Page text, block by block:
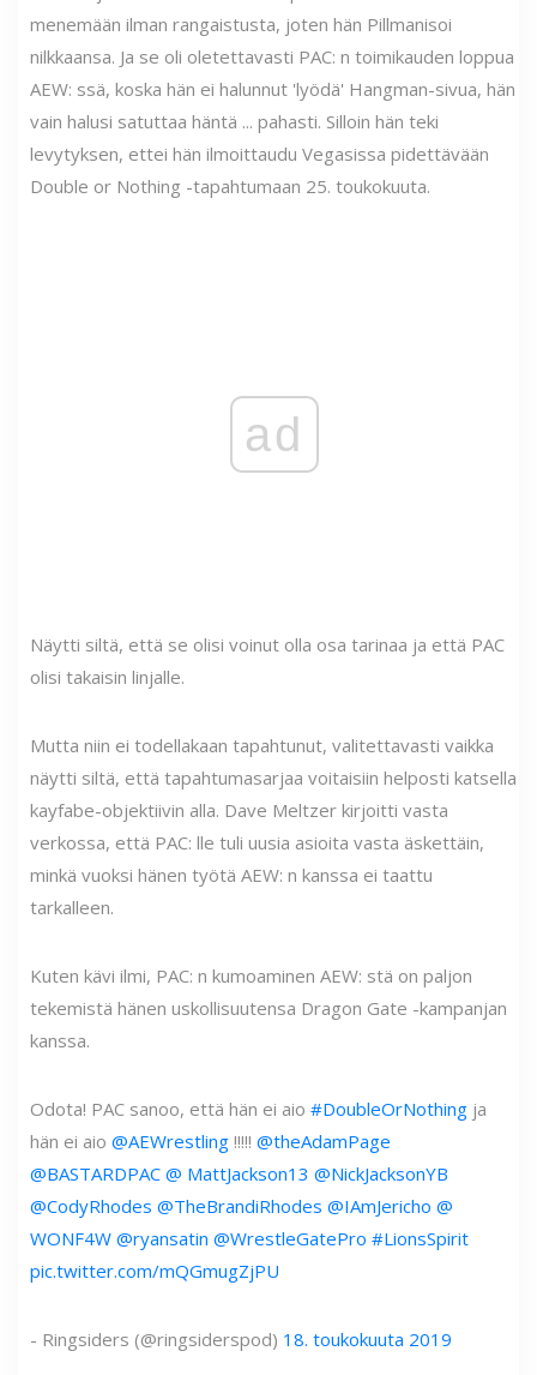
menemään ilman rangaistusta, joten hän Pillmanisoi
nilkkaansa. Ja se oli oletettavasti PAC: n toimikauden loppua
AEW: ssä, koska hän ei halunnut 'lyödä' Hangman-sivua, hän
vain halusi satuttaa häntä ... pahasti. Silloin hän teki
levytyksen, ettei hän ilmoittaudu Vegasissa pidettävään
Double or Nothing -tapahtumaan 25. toukokuuta.
ad
Näytti siltä, ​​että se olisi voinut olla osa tarinaa ja että PAC
olisi takaisin linjalle.
Mutta niin ei todellakaan tapahtunut, valitettavasti vaikka
näytti siltä, ​​että tapahtumasarjaa voitaisiin helposti katsella
kayfabe-objektiivin alla. Dave Meltzer kirjoitti vasta
verkossa, että PAC: lle tuli uusia asioita vasta äskettäin,
minkä vuoksi hänen työtä AEW: n kanssa ei taattu
tarkalleen.
Kuten kävi ilmi, PAC: n kumoaminen AEW: stä on paljon
tekemistä hänen uskollisuutensa Dragon Gate -kampanjan
kanssa.
Odota! PAC sanoo, että hän ei aio #DoubleOrNothing ja
hän ei aio @AEWrestling !!!!! @theAdamPage
@BASTARDPAC @ MattJackson13 @NickJacksonYB
@CodyRhodes @TheBrandiRhodes @IAmJericho @
WONF4W @ryansatin @WrestleGatePro #LionsSpirit
pic.twitter.com/mQGmugZjPU
- Ringsiders (@ringsiderspod) 18. toukokuuta 2019